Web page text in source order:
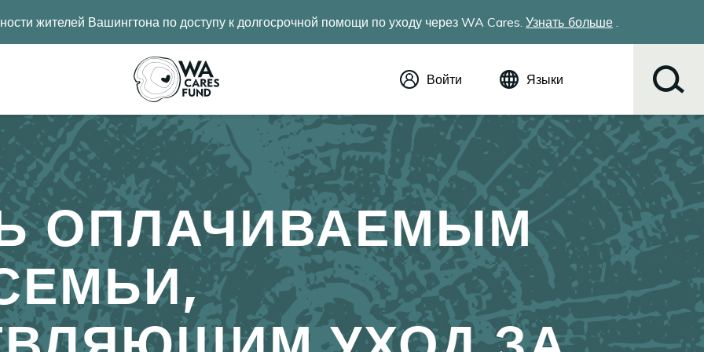
жителей Вашингтона по доступу к долгосрочной помощи по уходу через WA Cares. Узнать больше .
Войти Языки
Английский (English)
Español
Tiếng Việt
Русский
简体中文
繁体中文
한국어
عربي
ខ្មែរ
українська
Soomaali
ਪੰਜਾਬੀ
ОПЛАЧИВАЕМЫМ